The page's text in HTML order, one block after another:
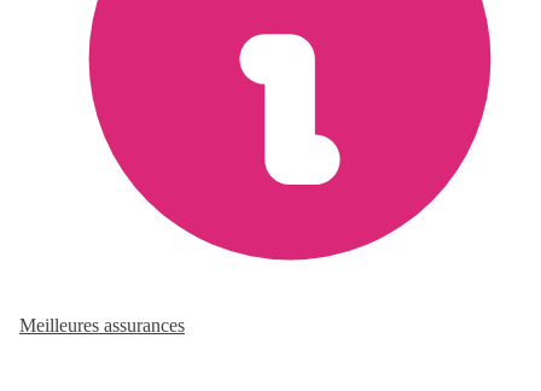
Meilleures assurances